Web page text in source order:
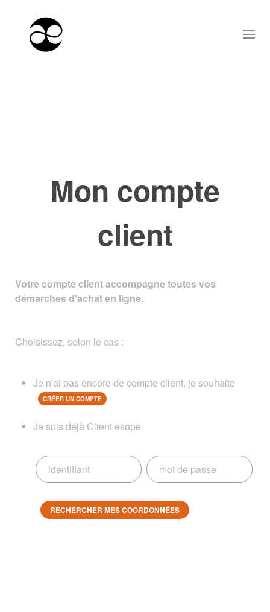
Mon compte
client
Votre compte client accompagne toutes vos
démarches d'achat en ligne.
Choisissez, selon le cas :
Je n'ai pas encore de compte client, je souhaite
CRÉER UN COMPTE
Je suis déjà Client esope
RECHERCHER MES COORDONNÉES